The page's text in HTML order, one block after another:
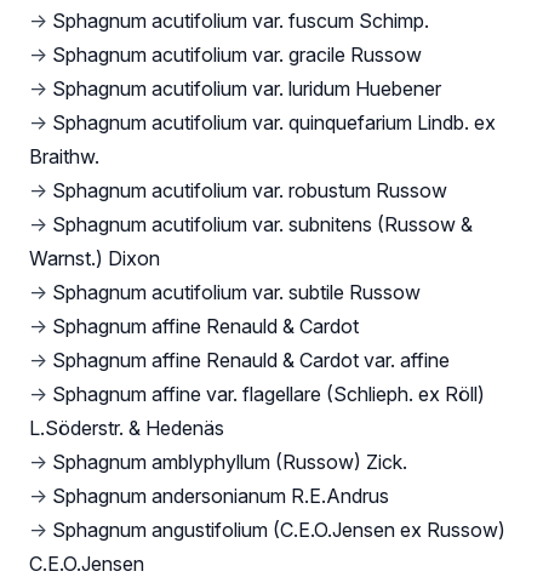
→ Sphagnum acutifolium var. fuscum Schimp.
→ Sphagnum acutifolium var. gracile Russow
→ Sphagnum acutifolium var. luridum Huebener
→ Sphagnum acutifolium var. quinquefarium Lindb. ex
Braithw.
→ Sphagnum acutifolium var. robustum Russow
→ Sphagnum acutifolium var. subnitens (Russow &
Warnst.) Dixon
→ Sphagnum acutifolium var. subtile Russow
→ Sphagnum affine Renauld & Cardot
→ Sphagnum affine Renauld & Cardot var. affine
→ Sphagnum affine var. flagellare (Schlieph. ex Röll)
L.Söderstr. & Hedenäs
→ Sphagnum amblyphyllum (Russow) Zick.
→ Sphagnum andersonianum R.E.Andrus
→ Sphagnum angustifolium (C.E.O.Jensen ex Russow)
C.E.O.Jensen